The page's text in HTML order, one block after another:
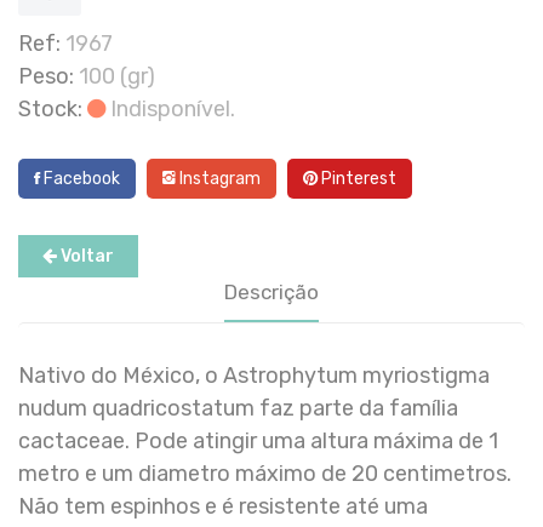
Ref: 1967
Peso: 100 (gr)
Stock:
Indisponível.
Facebook Instagram Pinterest
Voltar
Descrição
Nativo do México, o Astrophytum myriostigma
nudum quadricostatum faz parte da família
cactaceae. Pode atingir uma altura máxima de 1
metro e um diametro máximo de 20 centimetros.
Não tem espinhos e é resistente até uma